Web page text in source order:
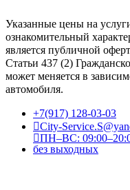
Указанные цены на
ознакомительный
является публичной
Статьи 437 (2)
может меняется в
автомобиля.
+7(917) 128-03-03
City-
ПН–ВС:
без выходных